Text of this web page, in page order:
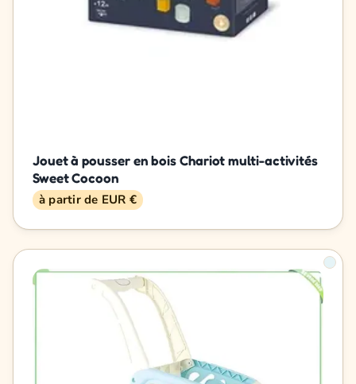
Jouet à pousser en bois Chariot multi-activités
Sweet Cocoon
à partir de EUR €